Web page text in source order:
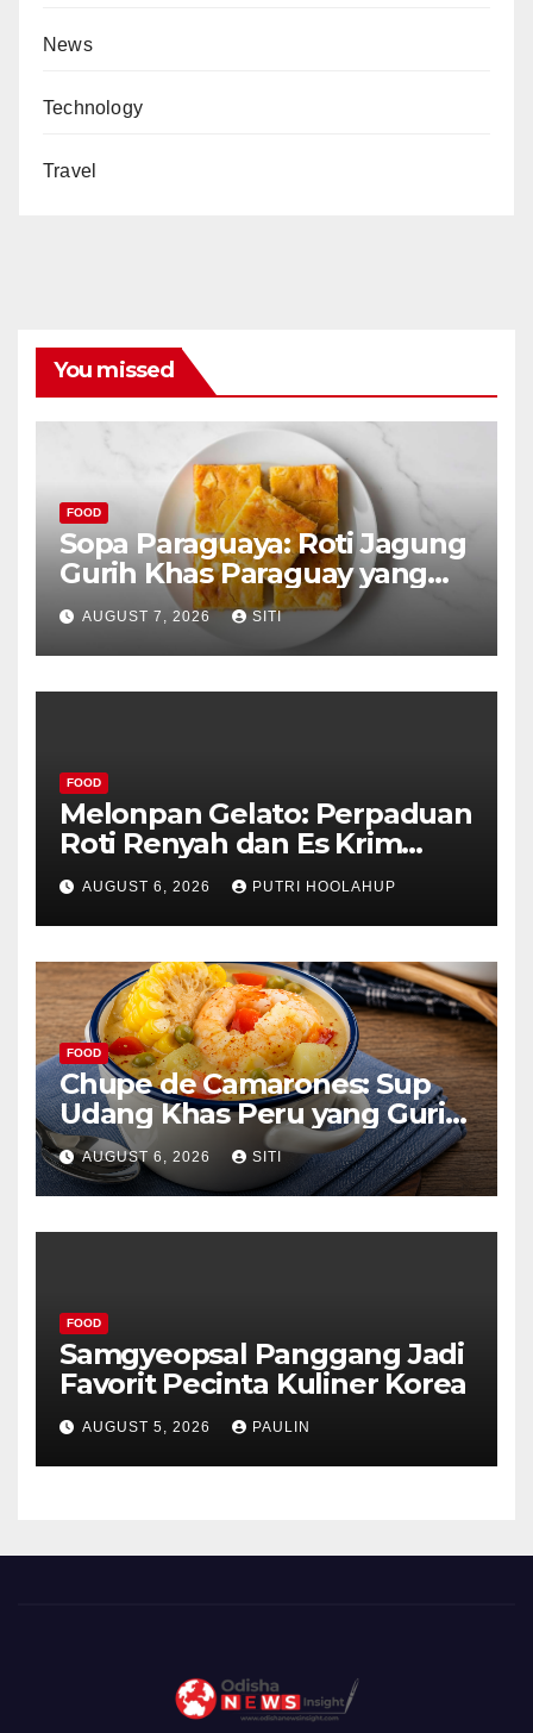
News
Technology
Travel
You missed
FOOD
Sopa Paraguaya: Roti Jagung
Gurih Khas Paraguay yang
Unik
AUGUST 7, 2026 SITI
FOOD
Melonpan Gelato: Perpaduan
Roti Renyah dan Es Krim
Lembut yang Menggoda
AUGUST 6, 2026 PUTRI HOOLAHUP
FOOD
Chupe de Camarones: Sup
Udang Khas Peru yang Gurih
Lezat
AUGUST 6, 2026 SITI
FOOD
Samgyeopsal Panggang Jadi
Favorit Pecinta Kuliner Korea
AUGUST 5, 2026 PAULIN